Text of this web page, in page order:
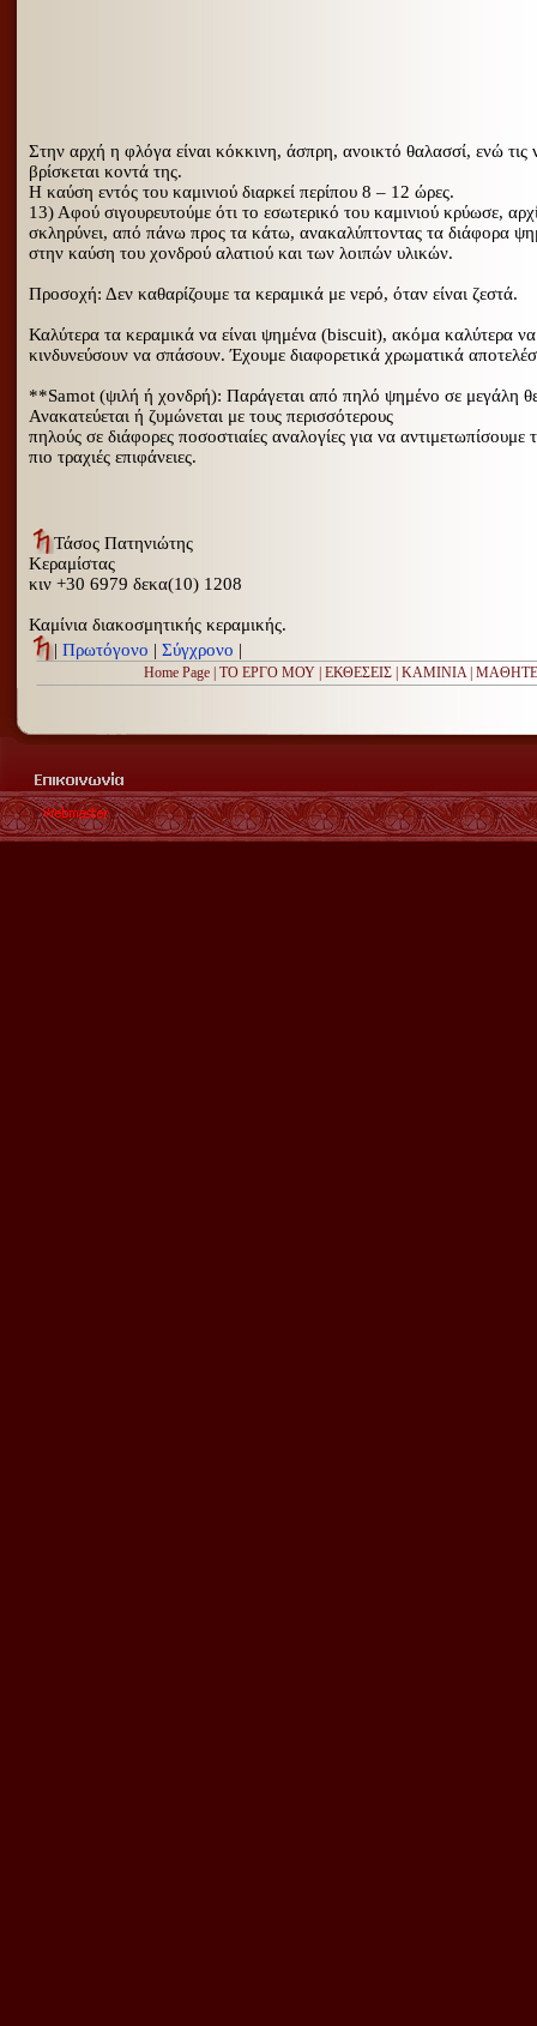
Στην αρχή η φλόγα είναι κόκκινη, άσπρη, ανοικτό θαλασσί, ενώ τις
βρίσκεται κοντά της.
Η καύση εντός του καμινιού διαρκεί περίπου 8 – 12 ώρες.
13) Αφού σιγουρευτούμε ότι το εσωτερικό του καμινιού κρύωσε,
σκληρύνει, από πάνω προς τα κάτω, ανακαλύπτοντας τα διάφορα
στην καύση του χονδρού αλατιού και των λοιπών υλικών.
Προσοχή: Δεν καθαρίζουμε τα κεραμικά με νερό, όταν είναι ζεστά.
Καλύτερα τα κεραμικά να είναι ψημένα (biscuit), ακόμα καλύτερα
κινδυνεύσουν να σπάσουν. Έχουμε διαφορετικά χρωματικά
**Samot (ψιλή ή χονδρή): Παράγεται από πηλό ψημένο σε μεγάλη
Ανακατεύεται ή ζυμώνεται με τους περισσότερους
πηλούς σε διάφορες ποσοστιαίες αναλογίες για να
πιο τραχιές επιφάνειες.
Τάσος Πατηνιώτης
Κεραμίστας
κιν +30 6979 δεκα(10) 1208
Καμίνια διακοσμητικής κεραμικής.
| Πρωτόγονο | Σύγχρονο |
Home Page ΤΟ ΕΡΓΟ ΜΟΥ ΕΚΘΕΣΕΙΣ ΚΑΜΙΝΙΑ|